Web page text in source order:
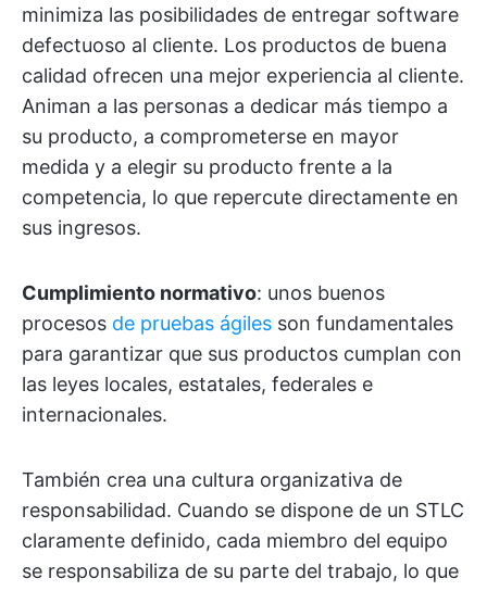
minimiza las posibilidades de entregar software
defectuoso al cliente. Los productos de buena
calidad ofrecen una mejor experiencia al cliente.
Animan a las personas a dedicar más tiempo a
su producto, a comprometerse en mayor
medida y a elegir su producto frente a la
competencia, lo que repercute directamente en
sus ingresos.
Cumplimiento normativo: unos buenos
procesos de pruebas ágiles son fundamentales
para garantizar que sus productos cumplan con
las leyes locales, estatales, federales e
internacionales.
También crea una cultura organizativa de
responsabilidad. Cuando se dispone de un STLC
claramente definido, cada miembro del equipo
se responsabiliza de su parte del trabajo, lo que